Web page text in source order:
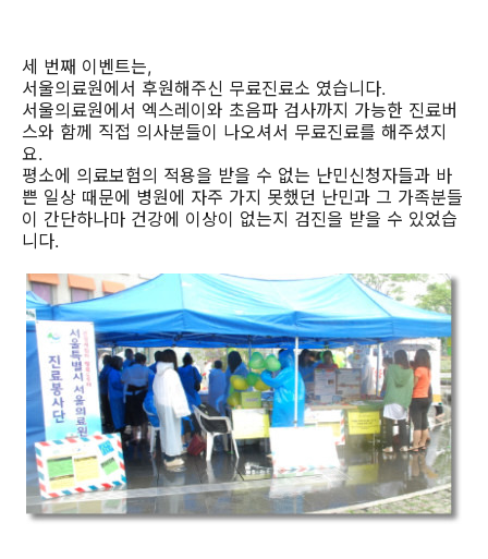
세 번째 이벤트는,
서울의료원에서 후원해주신 무료진료소 였습니다.
서울의료원에서 엑스레이와 초음파 검사까지 가능한 진료버
스와 함께 직접 의사분들이 나오셔서 무료진료를 해주셨지
요.
평소에 의료보험의 적용을 받을 수 없는 난민신청자들과 바
쁜 일상 때문에 병원에 자주 가지 못했던 난민과 그 가족분들
이 간단하나마 건강에 이상이 없는지 검진을 받을 수 있었습
니다.